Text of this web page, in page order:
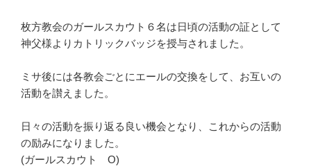
リ
テ
ー
コ
サ
ー
ト”
枚方教会のガールスカウト６名は日頃の活動の証として
神父様よりカトリックバッジを授与されました。
ミサ後には各教会ごとにエールの交換をして、お互いの
活動を讃えました。
日々の活動を振り返る良い機会となり、これからの活動
の励みになりました。
(ガールスカウト O)